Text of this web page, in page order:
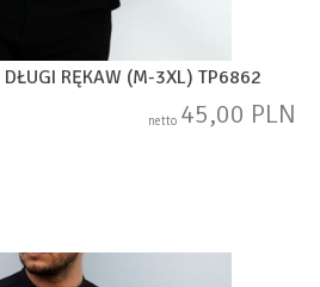
DŁUGI RĘKAW (M-3XL) TP6862
netto 45,00 PLN